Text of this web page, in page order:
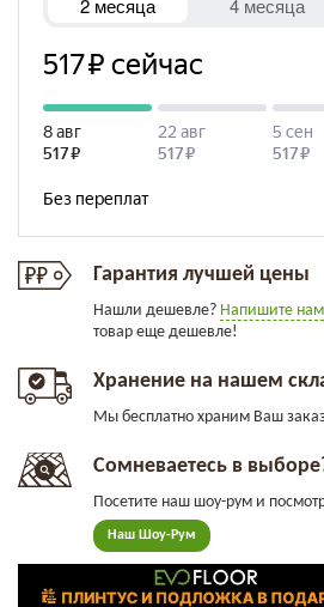
Гарантия лучшей цены
Нашли дешевле? Напишите нам
товар еще дешевле!
Хранение на нашем
Мы бесплатно храним Ваш
Сомневаетесь в
Посетите наш шоу-рум и
Наш Шоу-Рум